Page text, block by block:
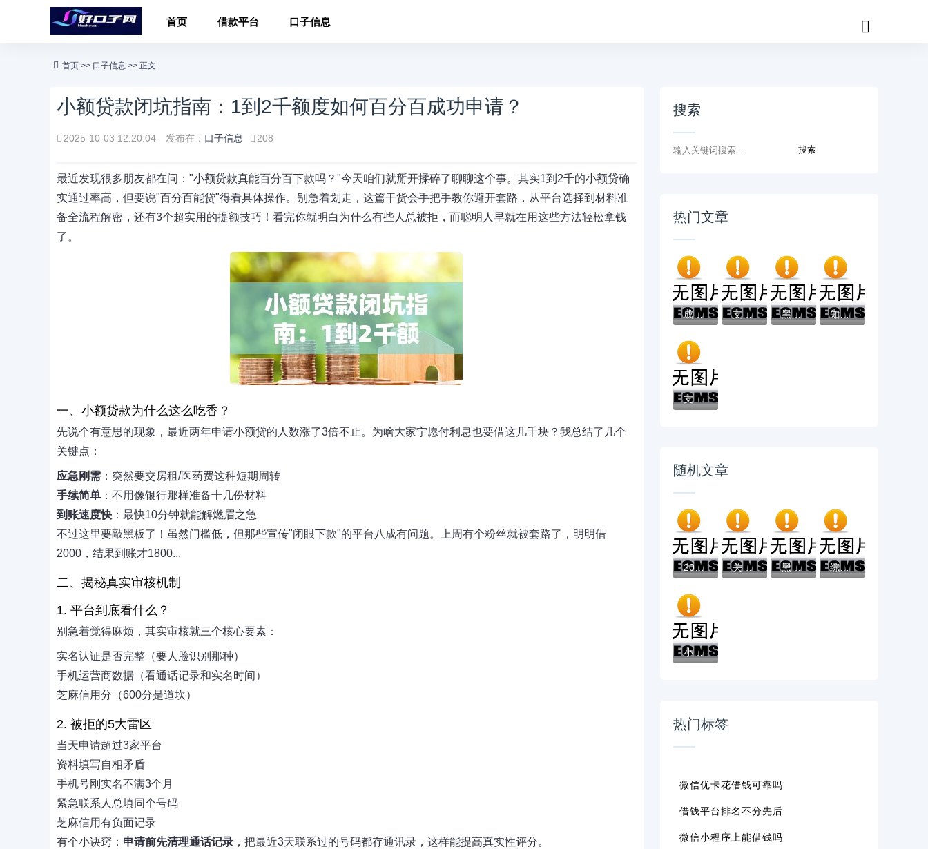
首页 借款平台 口子信息
首页 >> 口子信息 >> 正文
小额贷款闭坑指南：1到2千额度如何百分百成功申请？
2025-10-03 12:20:04 发布在： 口子信息 208
最近发现很多朋友都在问："小额贷款真能百分百下款吗？"今天咱们就掰开揉碎了聊聊这个事。其实1到2千的小额贷确
实通过率高，但要说"百分百能贷"得看具体操作。别急着划走，这篇干货会手把手教你避开套路，从平台选择到材料准
备全流程解密，还有3个超实用的提额技巧！看完你就明白为什么有些人总被拒，而聪明人早就在用这些方法轻松拿钱
了。
一、小额贷款为什么这么吃香？
先说个有意思的现象，最近两年申请小额贷的人数涨了3倍不止。为啥大家宁愿付利息也要借这几千块？我总结了几个
关键点：
应急刚需 ：突然要交房租/医药费这种短期周转
手续简单 ：不用像银行那样准备十几份材料
到账速度快 ：最快10分钟就能解燃眉之急
不过这里要敲黑板了！虽然门槛低，但那些宣传"闭眼下款"的平台八成有问题。上周有个粉丝就被套路了，明明借
2000，结果到账才1800...
二、揭秘真实审核机制
1. 平台到底看什么？
别急着觉得麻烦，其实审核就三个核心要素：
实名认证是否完整（要人脸识别那种）
手机运营商数据（看通话记录和实名时间）
芝麻信用分（600分是道坎）
2. 被拒的5大雷区
当天申请超过3家平台
资料填写自相矛盾
手机号刚实名不满3个月
紧急联系人总填同个号码
芝麻信用有负面记录
有个小诀窍： 申请前先清理通话记录 ，把最近3天联系过的号码都存通讯录，这样能提高真实性评分。
搜索
热门文章
成黑户了哪里可以借钱急用啊，2025五大专属... 支付宝借钱平台哪个靠谱？实测这5款低息灵活... 黑户借款必下口子：2025推荐5个通过率100%的... 知乎推荐！借钱哪个平台靠谱？这5个低息正规...
支付宝借钱平台哪个好？实测推荐这3个靠谱低...
随机文章
2026最新不看征信的贷款平台，总结十个贷款... 关于小薇科技好下款吗，推荐6个网贷平台哪些... 黑户贷款可分期的口子？盘点最新7个无视负债... 综合评分不足去哪借钱？5个支持下款到微信的...
小额速借贷款靠谱吗？避坑指南+真实经验分享
热门标签
微信优卡花借钱可靠吗
借钱平台排名不分先后
微信小程序上能借钱吗